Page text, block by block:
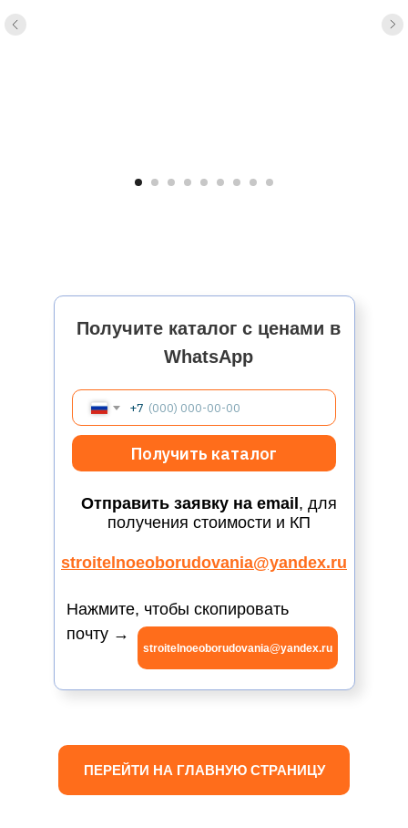
+7
Получить каталог
Получите каталог с ценами в
WhatsApp
Отправить заявку на email , для
получения стоимости и КП
stroitelnoeoborudovania@yandex.ru
stroitelnoeoborudovania@yandex.ru
Нажмите, чтобы скопировать
почту →
ПЕРЕЙТИ НА ГЛАВНУЮ СТРАНИЦУ